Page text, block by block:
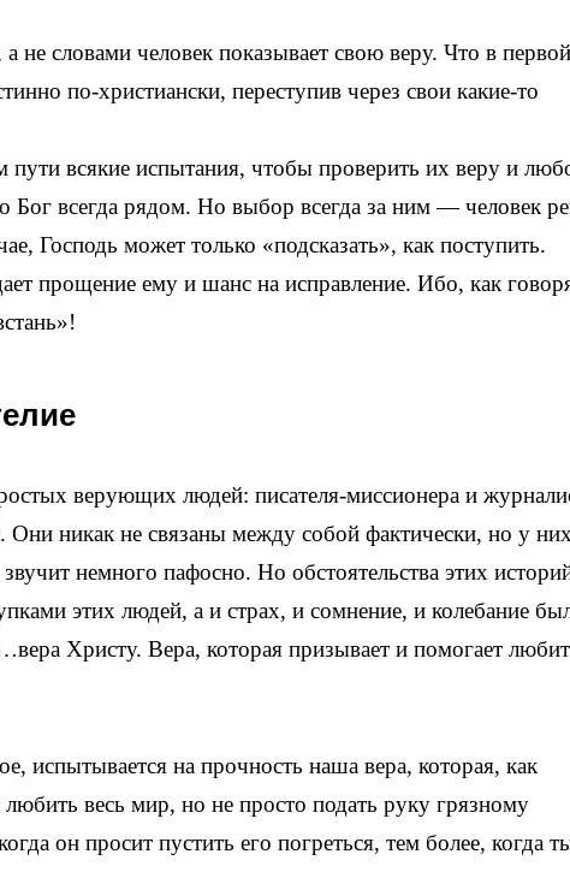
не словами человек показывает свою веру. Что в
по-христиански, переступив через свои какие-то
всякие испытания, чтобы проверить их веру и
Бог всегда рядом. Но выбор всегда за ним — человек
Господь может только «подсказать», как поступить.
прощение ему и шанс на исправление. Ибо, как
верующих людей: писателя-миссионера и
никак не связаны между собой фактически, но у
немного пафосно. Но обстоятельства этих
этих людей, а и страх, и сомнение, и колебание
Христу. Вера, которая призывает и помогает
испытывается на прочность наша вера, которая, как
любить весь мир, но не просто подать руку грязному
он просит пустить его погреться, тем более, когда